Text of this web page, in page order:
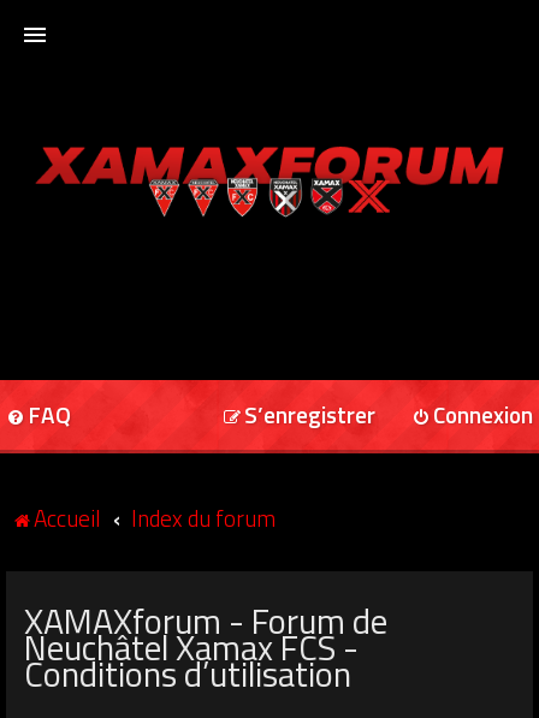
XAMAXFORUM
FAQ Connexion
S’enregistrer
Accueil Index du forum
XAMAXforum - Forum de
Neuchâtel Xamax FCS -
Conditions d’utilisation